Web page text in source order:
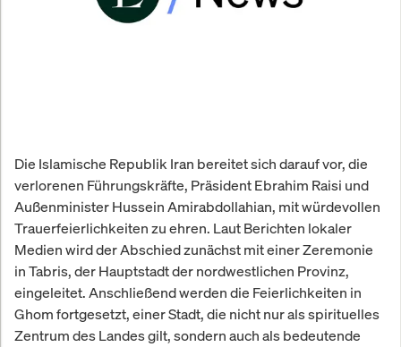
Die Islamische Republik Iran bereitet sich darauf vor, die
verlorenen Führungskräfte, Präsident Ebrahim Raisi und
Außenminister Hussein Amirabdollahian, mit würdevollen
Trauerfeierlichkeiten zu ehren. Laut Berichten lokaler
Medien wird der Abschied zunächst mit einer Zeremonie
in Tabris, der Hauptstadt der nordwestlichen Provinz,
eingeleitet. Anschließend werden die Feierlichkeiten in
Ghom fortgesetzt, einer Stadt, die nicht nur als spirituelles
Zentrum des Landes gilt, sondern auch als bedeutende